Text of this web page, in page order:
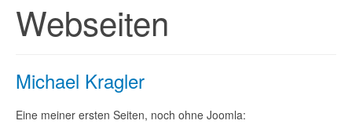
Webseiten
Michael Kragler
Eine meiner ersten Seiten, noch ohne Joomla: